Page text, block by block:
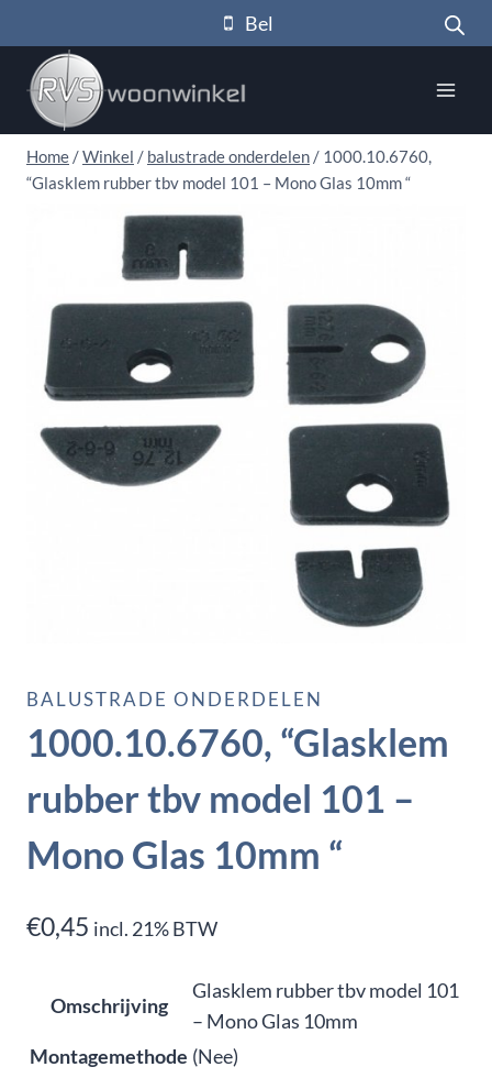
naar
inhoud
Bel
Home /Winkel / balustrade onderdelen / 1000.10.6760,
“Glasklem rubber tbv model 101 – Mono Glas 10mm “
BALUSTRADE ONDERDELEN
1000.10.6760, “Glasklem
rubber tbv model 101 –
Mono Glas 10mm “
€0,45 incl. 21% BTW
Omschrijving
Glasklem rubber tbv model 101
– Mono Glas 10mm
Montagemethode (Nee)